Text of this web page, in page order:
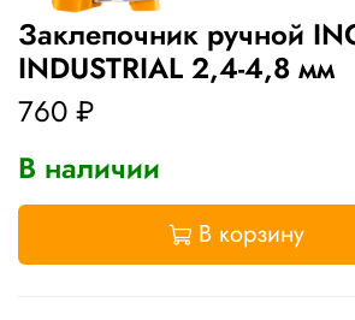
Заклепочник ручной
INDUSTRIAL 2,4-4,8 мм
760 ₽
В наличии
В корзину